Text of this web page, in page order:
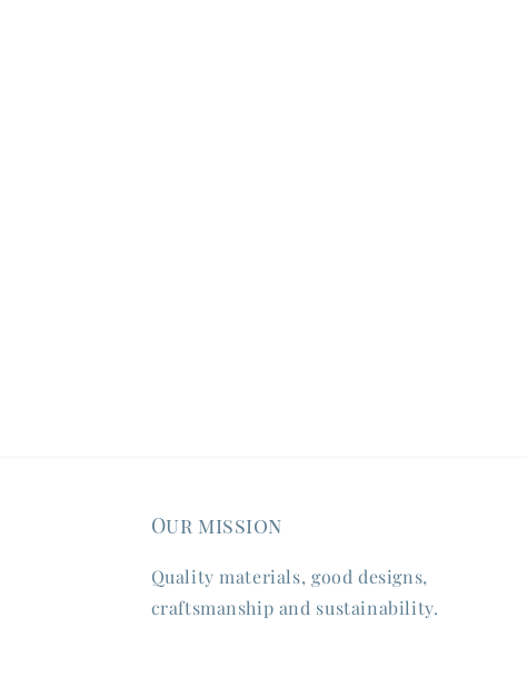
Our mission
Quality materials, good designs,
craftsmanship and sustainability.